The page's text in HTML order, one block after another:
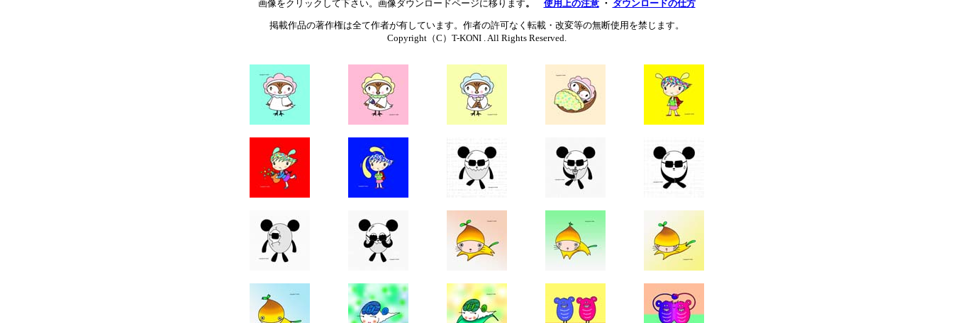
画像をクリックして下さい。画像ダウンロードページに移ります。 使用上の注意・ ダウンロードの仕方
掲載作品の著作権は全て作者が有しています。作者の許可なく転載・改変等の無断使用を禁じます。
Copyright（C）T-KONI . All Rights Reserved.